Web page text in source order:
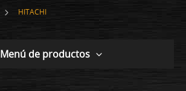
HITACHI
Menú de productos